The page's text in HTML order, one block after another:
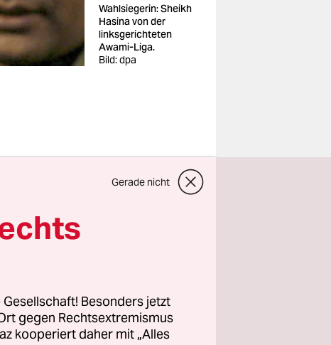
Wahlsiegerin: Sheikh
Hasina von der
linksgerichteten
Awami-Liga.
Bild: dpa
Montag
nur 32
Gerade nicht
Besonders jetzt
gegen Rechtsextremismus
kooperiert daher mit „Alles